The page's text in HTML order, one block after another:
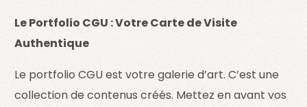
Le Portfolio CGU : Votre Carte de Visite
Authentique
Le portfolio CGU est votre galerie d’art. C’est une
collection de contenus créés. Mettez en avant vos